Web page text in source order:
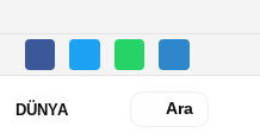
DÜNYA Ara